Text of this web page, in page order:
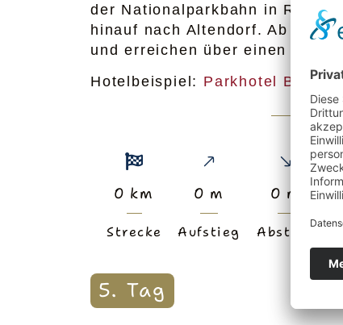
der Nationalparkbahn in
hinauf nach Altendorf. Ab
und erreichen über einen
Hotelbeispiel: Parkhotel Bad
0 km
Strecke
0 m
Aufstieg
0 m
Abstieg
5. Tag